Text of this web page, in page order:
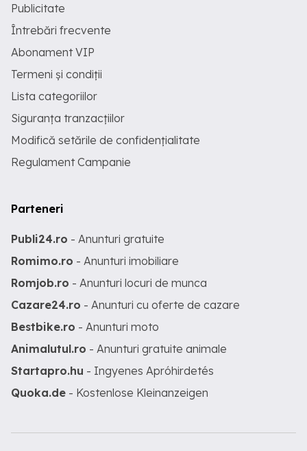
Publicitate
Întrebări frecvente
Abonament VIP
Termeni și condiții
Lista categoriilor
Siguranța tranzacțiilor
Modifică setările de confidențialitate
Regulament Campanie
Parteneri
Publi24.ro - Anunturi gratuite
Romimo.ro - Anunturi imobiliare
Romjob.ro - Anunturi locuri de munca
Cazare24.ro - Anunturi cu oferte de cazare
Bestbike.ro - Anunturi moto
Animalutul.ro - Anunturi gratuite animale
Startapro.hu - Ingyenes Apróhirdetés
Quoka.de - Kostenlose Kleinanzeigen